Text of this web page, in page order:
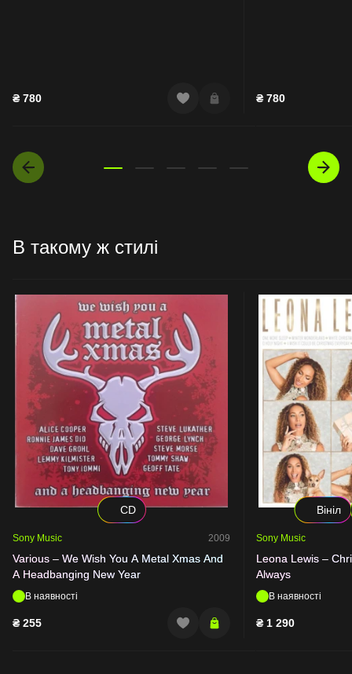
₴ 780 ₴ 780
В такому ж стилі
CD
Sony Music 2009
Various – We Wish You A Metal Xmas And
A Headbanging New Year
В наявності
₴ 255
Вініл
Sony Music
Leona Lewis –
Always
В наявності
₴ 1 290